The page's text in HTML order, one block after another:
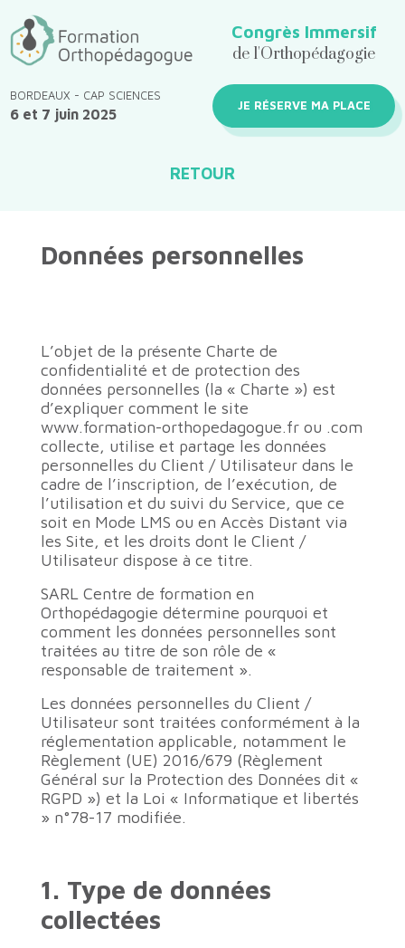
Congrès Immersif
de l'Orthopédagogie
BORDEAUX - CAP SCIENCES
6 et 7 juin 2025
JE RÉSERVE MA PLACE
RETOUR
Données personnelles
L’objet de la présente Charte de
confidentialité et de protection des
données personnelles (la « Charte ») est
d’expliquer comment le site
www.formation-orthopedagogue.fr ou .com
collecte, utilise et partage les données
personnelles du Client / Utilisateur dans le
cadre de l’inscription, de l’exécution, de
l’utilisation et du suivi du Service, que ce
soit en Mode LMS ou en Accès Distant via
les Site, et les droits dont le Client /
Utilisateur dispose à ce titre.
SARL Centre de formation en
Orthopédagogie détermine pourquoi et
comment les données personnelles sont
traitées au titre de son rôle de «
responsable de traitement ».
Les données personnelles du Client /
Utilisateur sont traitées conformément à la
réglementation applicable, notamment le
Règlement (UE) 2016/679 (Règlement
Général sur la Protection des Données dit «
RGPD ») et la Loi « Informatique et libertés
» n°78-17 modifiée.
1. Type de données
collectées